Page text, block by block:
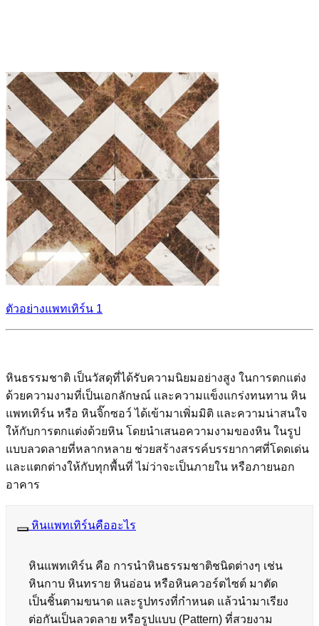
ตัวอย่างแพทเทิร์น 1
หินธรรมชาติ เป็นวัสดุที่ได้รับความนิยมอย่างสูง ในการตกแต่ง
ด้วยความงามที่เป็นเอกลักษณ์ และความแข็งแกร่งทนทาน หิน
แพทเทิร์น หรือ หินจิ๊กซอว์ ได้เข้ามาเพิ่มมิติ และความน่าสนใจ
ให้กับการตกแต่งด้วยหิน โดยนำเสนอความงามของหิน ในรูป
แบบลวดลายที่หลากหลาย ช่วยสร้างสรรค์บรรยากาศที่โดดเด่น
และแตกต่างให้กับทุกพื้นที่ ไม่ว่าจะเป็นภายใน หรือภายนอก
อาคาร
หินแพทเทิร์นคืออะไร
หินแพทเทิร์น คือ การนำหินธรรมชาติชนิดต่างๆ เช่น
หินกาบ หินทราย หินอ่อน หรือหินควอร์ตไซต์ มาตัด
เป็นชิ้นตามขนาด และรูปทรงที่กำหนด แล้วนำมาเรียง
ต่อกันเป็นลวดลาย หรือรูปแบบ (Pattern) ที่สวยงาม